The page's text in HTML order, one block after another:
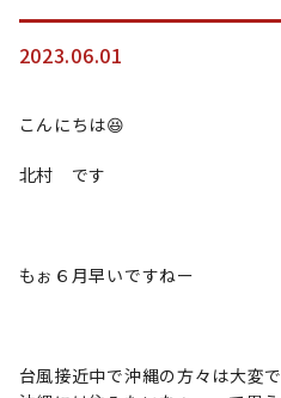
2023.06.01
こんにちは😆
北村 です
もぉ６月早いですねー
台風接近中で沖縄の方々は大変